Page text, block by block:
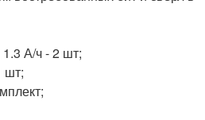
А/ч - 2 шт;
шт;